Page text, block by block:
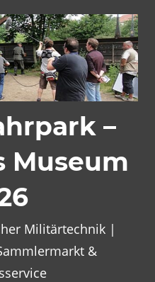
–
Museum
Militärtechnik |
&